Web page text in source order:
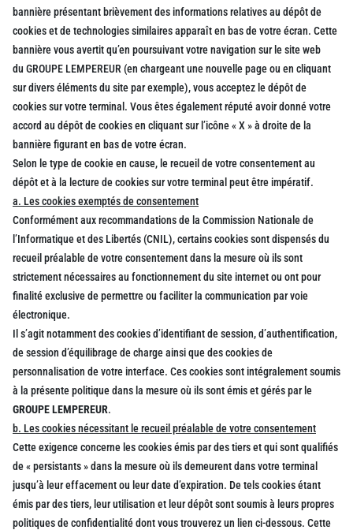
bannière présentant brièvement des informations relatives au dépôt de
cookies et de technologies similaires apparaît en bas de votre écran. Cette
bannière vous avertit qu’en poursuivant votre navigation sur le site web
du GROUPE LEMPEREUR (en chargeant une nouvelle page ou en cliquant
sur divers éléments du site par exemple), vous acceptez le dépôt de
cookies sur votre terminal. Vous êtes également réputé avoir donné votre
accord au dépôt de cookies en cliquant sur l’icône « X » à droite de la
bannière figurant en bas de votre écran.
Selon le type de cookie en cause, le recueil de votre consentement au
dépôt et à la lecture de cookies sur votre terminal peut être impératif.
a. Les cookies exemptés de consentement
Conformément aux recommandations de la Commission Nationale de
l’Informatique et des Libertés (CNIL), certains cookies sont dispensés du
recueil préalable de votre consentement dans la mesure où ils sont
strictement nécessaires au fonctionnement du site internet ou ont pour
finalité exclusive de permettre ou faciliter la communication par voie
électronique.
Il s’agit notamment des cookies d’identifiant de session, d’authentification,
de session d’équilibrage de charge ainsi que des cookies de
personnalisation de votre interface. Ces cookies sont intégralement soumis
à la présente politique dans la mesure où ils sont émis et gérés par le
GROUPE LEMPEREUR.
b. Les cookies nécessitant le recueil préalable de votre consentement
Cette exigence concerne les cookies émis par des tiers et qui sont qualifiés
de « persistants » dans la mesure où ils demeurent dans votre terminal
jusqu’à leur effacement ou leur date d’expiration. De tels cookies étant
émis par des tiers, leur utilisation et leur dépôt sont soumis à leurs propres
politiques de confidentialité dont vous trouverez un lien ci-dessous. Cette